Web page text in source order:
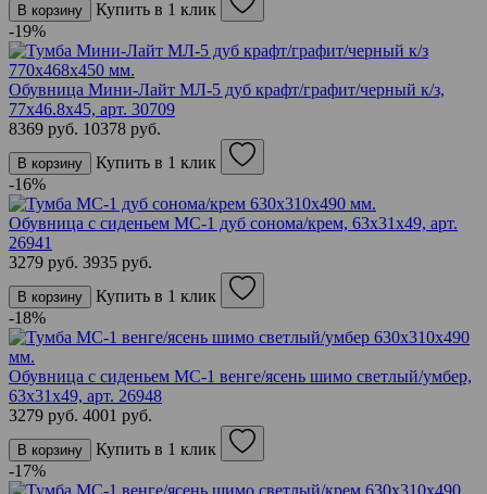
В корзину
Купить в 1 клик
-19%
Обувница Мини-Лайт МЛ-5 дуб крафт/графит/черный к/з,
77х46.8х45, арт. 30709
8369 руб. 10378 руб.
В корзину
Купить в 1 клик
-16%
Обувница с сиденьем МС-1 дуб сонома/крем, 63х31х49, арт.
26941
3279 руб. 3935 руб.
В корзину
Купить в 1 клик
-18%
Обувница с сиденьем МС-1 венге/ясень шимо светлый/умбер,
63х31х49, арт. 26948
3279 руб. 4001 руб.
В корзину
Купить в 1 клик
-17%